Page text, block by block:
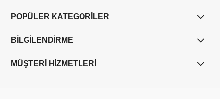
POPÜLER KATEGORİLER
BİLGİLENDİRME
MÜŞTERİ HİZMETLERİ